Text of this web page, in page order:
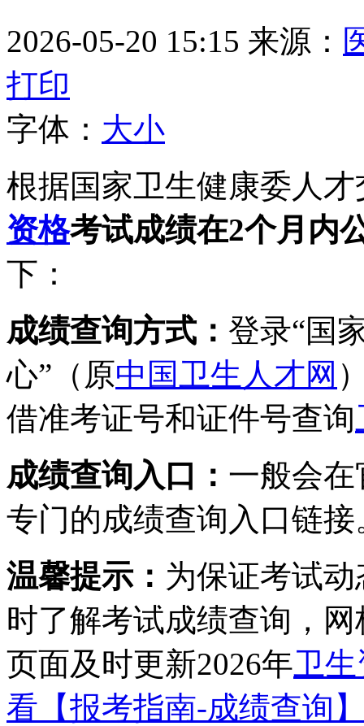
2026-05-20 15:15 来源：
打印
字体： 大小
根据国家卫生健康委人
资格考试成绩在2个月内
下：
成绩查询方式： 登录“国
心”（原中国卫生人才网
借准考证号和证件号查询
成绩查询入口： 一般会
专门的成绩查询入口链接
温馨提示： 为保证考试
时了解考试成绩查询，
页面及时更新2026年卫
看【报考指南-成绩查询